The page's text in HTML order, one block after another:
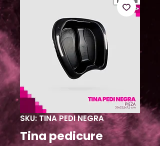
SKU: TINA PEDI NEGRA
Tina pedicure